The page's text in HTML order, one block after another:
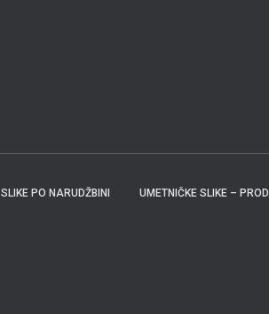
SLIKE PO NARUDŽBINI UMETNIČKE SLIKE –